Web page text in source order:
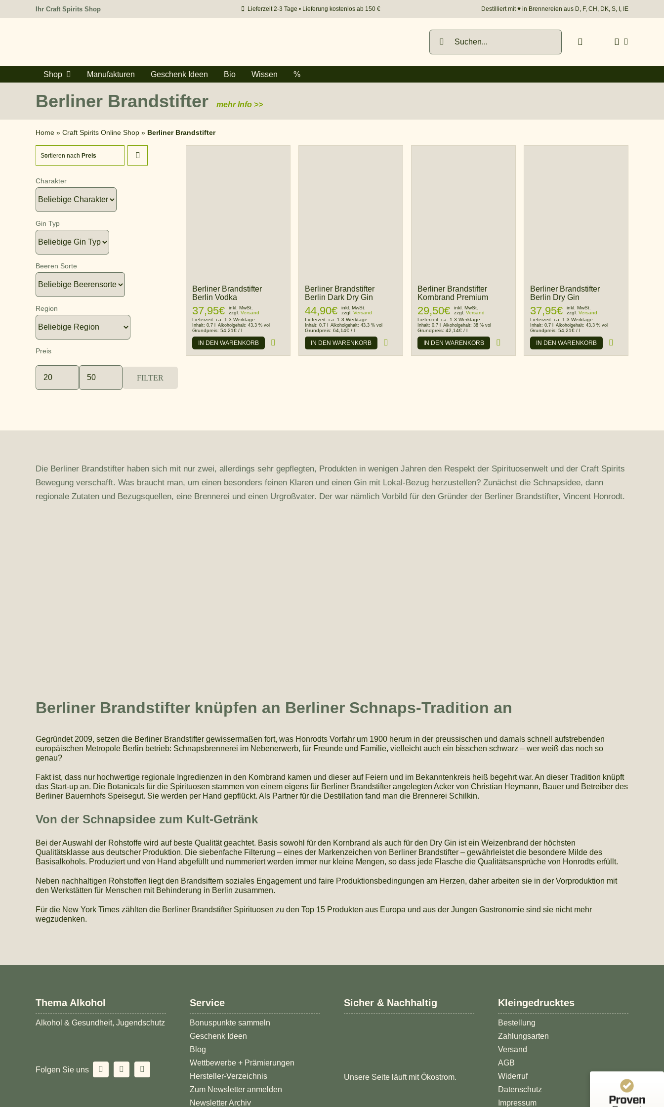
Ihr Craft Spirits Shop Lieferzeit 2-3 Tage • Lieferung kostenlos ab 150 € Destilliert mit♥︎ in Brennereien aus D, F, CH, DK, S, I, IE
Suche
nach:
Shop Manufakturen Geschenk Ideen Bio Wissen %
Berliner Brandstifter mehr Info >>
Home» Craft Spirits Online Shop» Berliner Brandstifter
Sortieren nach Preis
Charakter
Gin Typ
Beeren Sorte
Region
Preis
Min.
Preis
Max.
Preis
FILTER
Berliner Brandstifter
Berlin Vodka
37,95€
inkl. MwSt.
zzgl. Versand
Lieferzeit: ca. 1-3 Werktage
Inhalt: 0,7 l Alkoholgehalt: 43,3 % vol
Grundpreis: 54,21€ / l
IN DEN WARENKORB
Berliner Brandstifter
Berlin Dark Dry Gin
44,90€
inkl. MwSt.
zzgl. Versand
Lieferzeit: ca. 1-3 Werktage
Inhalt: 0,7 l Alkoholgehalt: 43,3 % vol
Grundpreis: 64,14€ / l
IN DEN WARENKORB
Berliner Brandstifter
Kornbrand Premium
29,50€
inkl. MwSt.
zzgl. Versand
Lieferzeit: ca. 1-3 Werktage
Inhalt: 0,7 l Alkoholgehalt: 38 % vol
Grundpreis: 42,14€ / l
IN DEN WARENKORB
Berliner Brandstifter
Berlin Dry Gin
37,95€
inkl. MwSt.
zzgl. Versand
Lieferzeit: ca. 1-3 Werktage
Inhalt: 0,7 l Alkoholgehalt: 43,3 % vol
Grundpreis: 54,21€ / l
IN DEN WARENKORB
Die Berliner Brandstifter haben sich mit nur zwei, allerdings sehr gepflegten, Produkten in wenigen Jahren den Respekt der Spirituosenwelt und der Craft Spirits
Bewegung verschafft. Was braucht man, um einen besonders feinen Klaren und einen Gin mit Lokal-Bezug herzustellen? Zunächst die Schnapsidee, dann
regionale Zutaten und Bezugsquellen, eine Brennerei und einen Urgroßvater. Der war nämlich Vorbild für den Gründer der Berliner Brandstifter, Vincent Honrodt.
Berliner Brandstifter knüpfen an Berliner Schnaps-Tradition an
Gegründet 2009, setzen die Berliner Brandstifter gewissermaßen fort, was Honrodts Vorfahr um 1900 herum in der preussischen und damals schnell aufstrebenden
europäischen Metropole Berlin betrieb: Schnapsbrennerei im Nebenerwerb, für Freunde und Familie, vielleicht auch ein bisschen schwarz – wer weiß das noch so
genau?
Fakt ist, dass nur hochwertige regionale Ingredienzen in den Kornbrand kamen und dieser auf Feiern und im Bekanntenkreis heiß begehrt war. An dieser Tradition knüpft
das Start-up an. Die Botanicals für die Spirituosen stammen von einem eigens für Berliner Brandstifter angelegten Acker von Christian Heymann, Bauer und Betreiber des
Berliner Bauernhofs Speisegut. Sie werden per Hand gepflückt. Als Partner für die Destillation fand man die Brennerei Schilkin.
Von der Schnapsidee zum Kult-Getränk
Bei der Auswahl der Rohstoffe wird auf beste Qualität geachtet. Basis sowohl für den Kornbrand als auch für den Dry Gin ist ein Weizenbrand der höchsten
Qualitätsklasse aus deutscher Produktion. Die siebenfache Filterung – eines der Markenzeichen von Berliner Brandstifter – gewährleistet die besondere Milde des
Basisalkohols. Produziert und von Hand abgefüllt und nummeriert werden immer nur kleine Mengen, so dass jede Flasche die Qualitätsansprüche von Honrodts erfüllt.
Neben nachhaltigen Rohstoffen liegt den Brandsiftern soziales Engagement und faire Produktionsbedingungen am Herzen, daher arbeiten sie in der Vorproduktion mit
den Werkstätten für Menschen mit Behinderung in Berlin zusammen.
Für die New York Times zählten die Berliner Brandstifter Spirituosen zu den Top 15 Produkten aus Europa und aus der Jungen Gastronomie sind sie nicht mehr
wegzudenken.
Thema Alkohol
Alkohol & Gesundheit, Jugendschutz
Folgen Sie uns
Service
Bonuspunkte sammeln
Geschenk Ideen
Blog
Wettbewerbe + Prämierungen
Hersteller-Verzeichnis
Zum Newsletter anmelden
Newsletter Archiv
Sicher & Nachhaltig
Unsere Seite läuft mit Ökostrom.
Kleingedrucktes
Bestellung
Zahlungsarten
Versand
AGB
Widerruf
Datenschutz
Impressum
brandgeister.de
SEHR GUT
2.153
Bewertungen auf
ProvenExpert.com
Bewertungen von
anderen Quelle